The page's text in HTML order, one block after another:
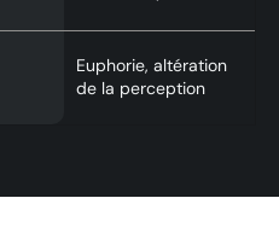
Euphorie, altération
de la perception